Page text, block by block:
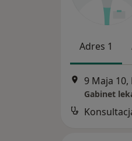
Adres 1
9 Maja 10,
Gabinet